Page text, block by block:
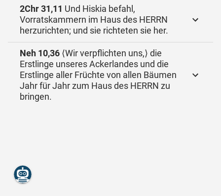
2Chr 31,11 Und Hiskia befahl,
Vorratskammern im Haus des HERRN
herzurichten; und sie richteten sie her.
Neh 10,36 ⟨Wir verpflichten uns,⟩ die
Erstlinge unseres Ackerlandes und die
Erstlinge aller Früchte von allen Bäumen
Jahr für Jahr zum Haus des HERRN zu
bringen.